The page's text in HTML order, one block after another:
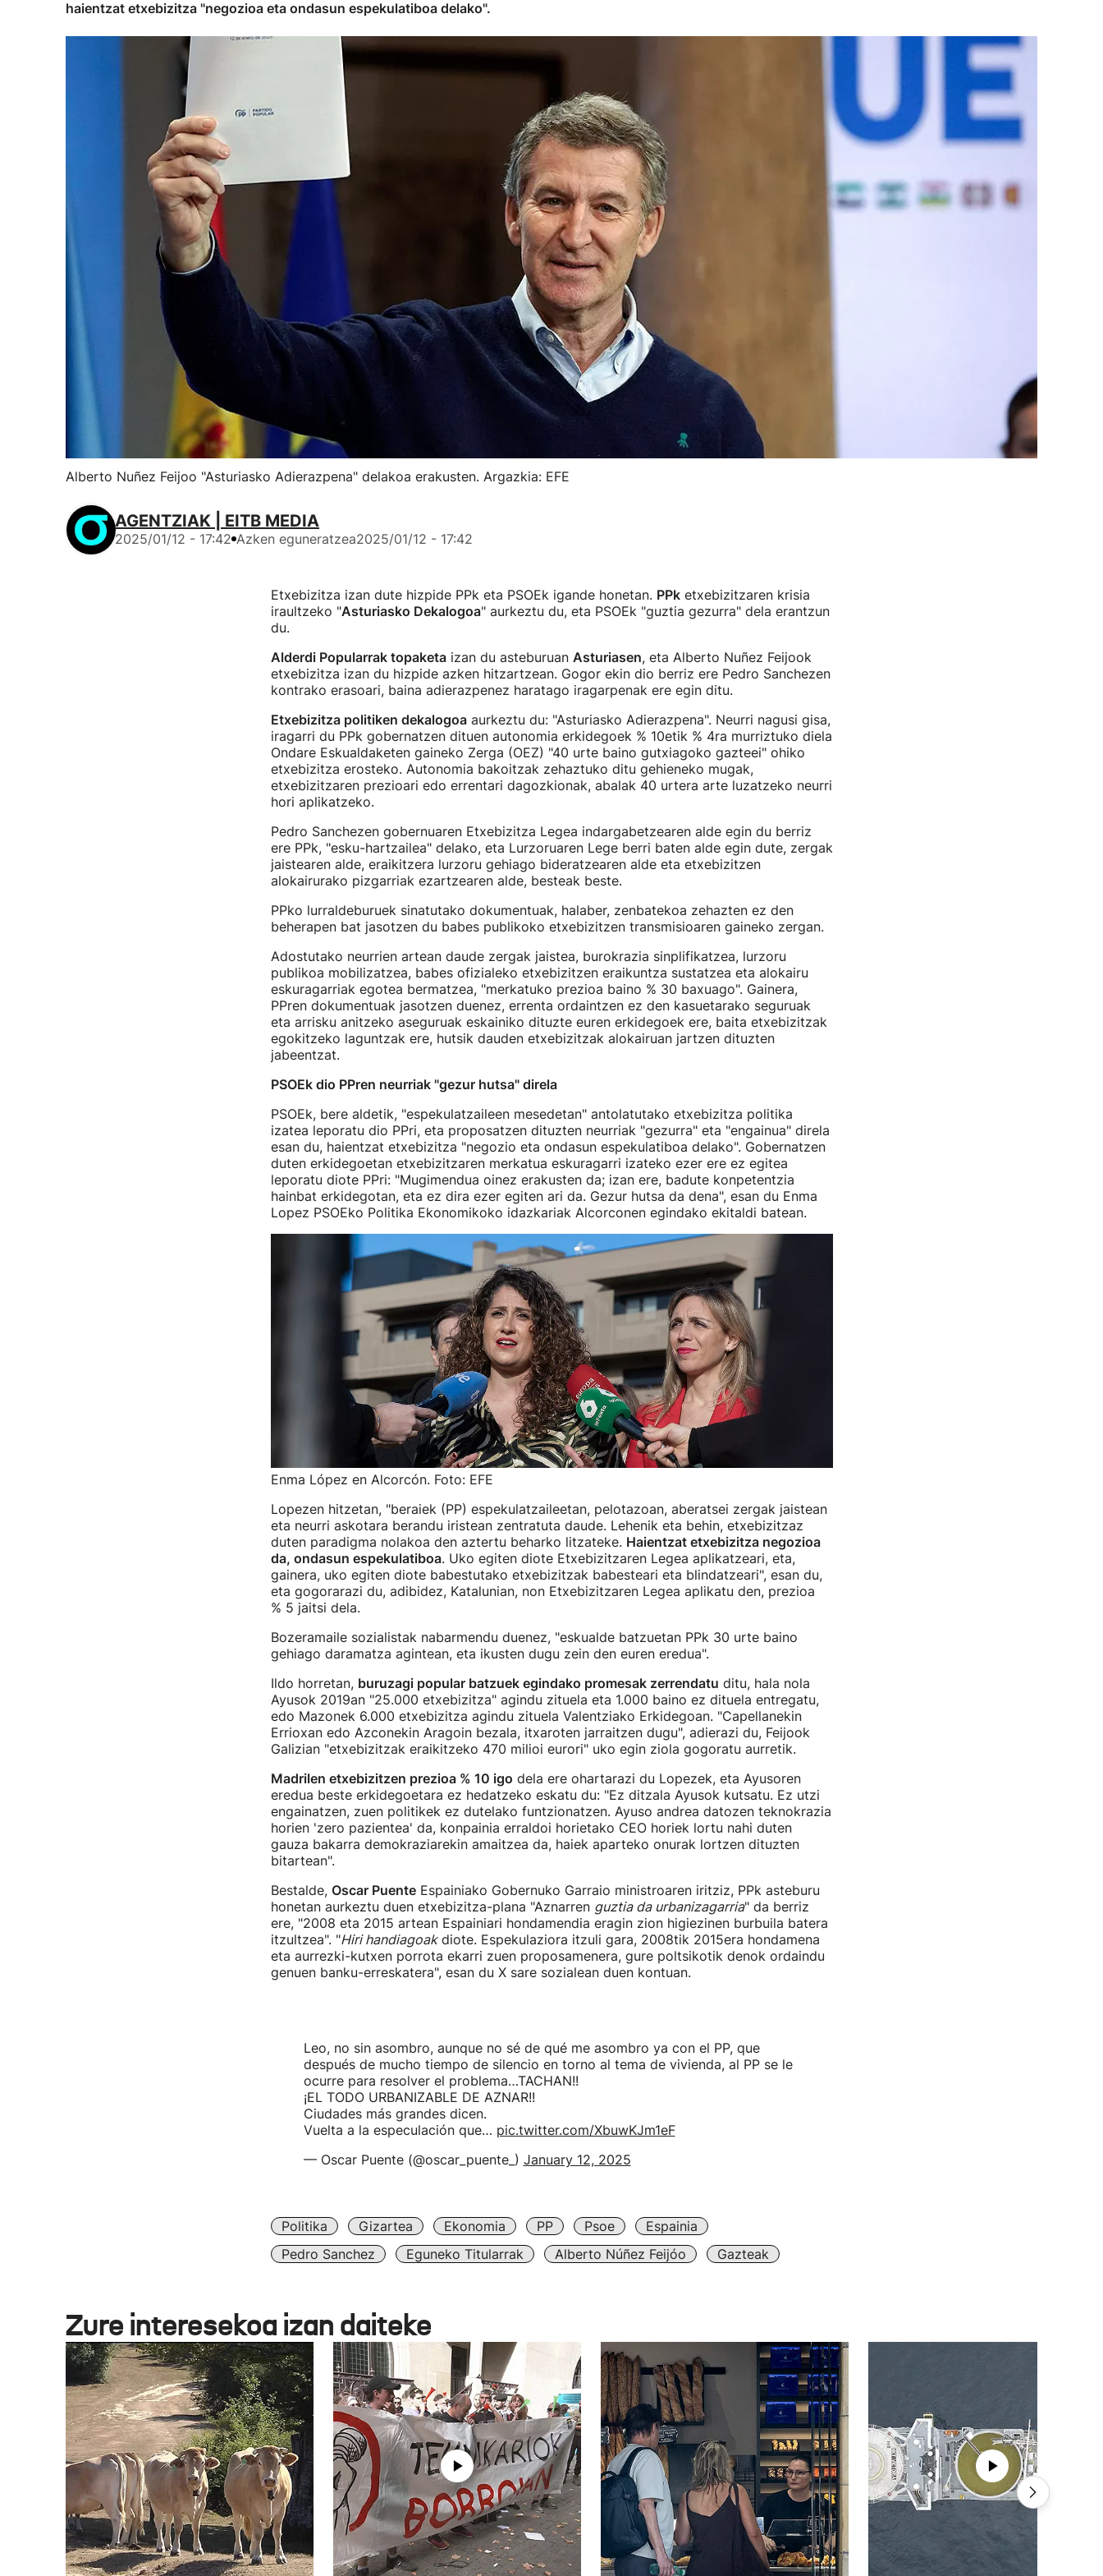
haientzat etxebizitza "negozioa eta ondasun espekulatiboa delako".
Alberto Nuñez Feijoo "Asturiasko Adierazpena" delakoa erakusten. Argazkia: EFE
AGENTZIAK | EITB MEDIA
2025/01/12 - 17:42 Azken eguneratzea2025/01/12 - 17:42
Etxebizitza izan dute hizpide PPk eta PSOEk igande honetan. PPketxebizitzaren krisia
iraultzeko "Asturiasko Dekalogoa" aurkeztu du, eta PSOEk "guztia gezurra" dela erantzun
du.
Alderdi Popularrak topaketaizan du asteburuan Asturiasen, eta Alberto Nuñez Feijook
etxebizitza izan du hizpide azken hitzartzean. Gogor ekin dio berriz ere Pedro Sanchezen
kontrako erasoari, baina adierazpenez haratago iragarpenak ere egin ditu.
Etxebizitza politiken dekalogoaaurkeztu du: "Asturiasko Adierazpena". Neurri nagusi gisa,
iragarri du PPk gobernatzen dituen autonomia erkidegoek % 10etik % 4ra murriztuko diela
Ondare Eskualdaketen gaineko Zerga (OEZ) "40 urte baino gutxiagoko gazteei" ohiko
etxebizitza erosteko. Autonomia bakoitzak zehaztuko ditu gehieneko mugak,
etxebizitzaren prezioari edo errentari dagozkionak, abalak 40 urtera arte luzatzeko neurri
hori aplikatzeko.
Pedro Sanchezen gobernuaren Etxebizitza Legea indargabetzearen alde egin du berriz
ere PPk, "esku-hartzailea" delako, eta Lurzoruaren Lege berri baten alde egin dute, zergak
jaistearen alde, eraikitzera lurzoru gehiago bideratzearen alde eta etxebizitzen
alokairurako pizgarriak ezartzearen alde, besteak beste.
PPko lurraldeburuek sinatutako dokumentuak, halaber, zenbatekoa zehazten ez den
beherapen bat jasotzen du babes publikoko etxebizitzen transmisioaren gaineko zergan.
Adostutako neurrien artean daude zergak jaistea, burokrazia sinplifikatzea, lurzoru
publikoa mobilizatzea, babes ofizialeko etxebizitzen eraikuntza sustatzea eta alokairu
eskuragarriak egotea bermatzea, "merkatuko prezioa baino % 30 baxuago". Gainera,
PPren dokumentuak jasotzen duenez, errenta ordaintzen ez den kasuetarako seguruak
eta arrisku anitzeko aseguruak eskainiko dituzte euren erkidegoek ere, baita etxebizitzak
egokitzeko laguntzak ere, hutsik dauden etxebizitzak alokairuan jartzen dituzten
jabeentzat.
PSOEk dio PPren neurriak "gezur hutsa" direla
PSOEk, bere aldetik, "espekulatzaileen mesedetan" antolatutako etxebizitza politika
izatea leporatu dio PPri, eta proposatzen dituzten neurriak "gezurra" eta "engainua" direla
esan du, haientzat etxebizitza "negozio eta ondasun espekulatiboa delako". Gobernatzen
duten erkidegoetan etxebizitzaren merkatua eskuragarri izateko ezer ere ez egitea
leporatu diote PPri: "Mugimendua oinez erakusten da; izan ere, badute konpetentzia
hainbat erkidegotan, eta ez dira ezer egiten ari da. Gezur hutsa da dena", esan du Enma
Lopez PSOEko Politika Ekonomikoko idazkariak Alcorconen egindako ekitaldi batean.
Enma López en Alcorcón. Foto: EFE
Lopezen hitzetan, "beraiek (PP) espekulatzaileetan, pelotazoan, aberatsei zergak jaistean
eta neurri askotara berandu iristean zentratuta daude. Lehenik eta behin, etxebizitzaz
duten paradigma nolakoa den aztertu beharko litzateke. Haientzat etxebizitza negozioa
da, ondasun espekulatiboa. Uko egiten diote Etxebizitzaren Legea aplikatzeari, eta,
gainera, uko egiten diote babestutako etxebizitzak babesteari eta blindatzeari", esan du,
eta gogorarazi du, adibidez, Katalunian, non Etxebizitzaren Legea aplikatu den, prezioa
% 5 jaitsi dela.
Bozeramaile sozialistak nabarmendu duenez, "eskualde batzuetan PPk 30 urte baino
gehiago daramatza agintean, eta ikusten dugu zein den euren eredua".
Ildo horretan, buruzagi popular batzuek egindako promesak zerrendatu ditu, hala nola
Ayusok 2019an "25.000 etxebizitza" agindu zituela eta 1.000 baino ez dituela entregatu,
edo Mazonek 6.000 etxebizitza agindu zituela Valentziako Erkidegoan. "Capellanekin
Errioxan edo Azconekin Aragoin bezala, itxaroten jarraitzen dugu", adierazi du, Feijook
Galizian "etxebizitzak eraikitzeko 470 milioi eurori" uko egin ziola gogoratu aurretik.
Madrilen etxebizitzen prezioa % 10 igo dela ere ohartarazi du Lopezek, eta Ayusoren
eredua beste erkidegoetara ez hedatzeko eskatu du: "Ez ditzala Ayusok kutsatu. Ez utzi
engainatzen, zuen politikek ez dutelako funtzionatzen. Ayuso andrea datozen teknokrazia
horien 'zero pazientea' da, konpainia erraldoi horietako CEO horiek lortu nahi duten
gauza bakarra demokraziarekin amaitzea da, haiek aparteko onurak lortzen dituzten
bitartean".
Bestalde, Oscar PuenteEspainiako Gobernuko Garraio ministroaren iritziz, PPk asteburu
honetan aurkeztu duen etxebizitza-plana "Aznarren guztia da urbanizagarria" da berriz
ere, "2008 eta 2015 artean Espainiari hondamendia eragin zion higiezinen burbuila batera
itzultzea". "Hiri handiagoakdiote. Espekulaziora itzuli gara, 2008tik 2015era hondamena
eta aurrezki-kutxen porrota ekarri zuen proposamenera, gure poltsikotik denok ordaindu
genuen banku-erreskatera", esan du X sare sozialean duen kontuan.
Leo, no sin asombro, aunque no sé de qué me asombro ya con el PP, que
después de mucho tiempo de silencio en torno al tema de vivienda, al PP se le
ocurre para resolver el problema…TACHAN!!
¡EL TODO URBANIZABLE DE AZNAR!!
Ciudades más grandes dicen.
Vuelta a la especulación que… pic.twitter.com/XbuwKJm1eF
— Oscar Puente (@oscar_puente_) January 12, 2025
Politika Gizartea Ekonomia PP Psoe
Espainia
Pedro Sanchez
Eguneko Titularrak Alberto Núñez Feijóo Gazteak
Zure interesekoa izan daiteke